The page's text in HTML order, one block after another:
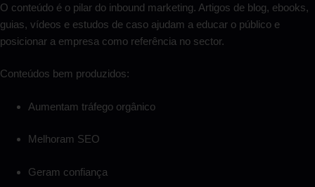
O conteúdo é o pilar do inbound marketing. Artigos de blog, ebooks,
guias, vídeos e estudos de caso ajudam a educar o público e
posicionar a empresa como referência no sector.
Conteúdos bem produzidos:
Aumentam tráfego orgânico
Melhoram SEO
Geram confiança